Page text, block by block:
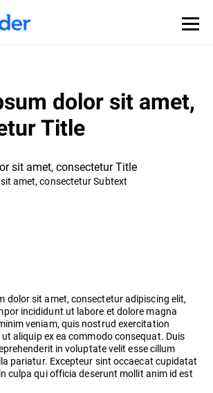
dolor sit amet,
Title
sit amet, consectetur Title
amet, consectetur Subtext
dolor sit amet, consectetur adipiscing elit,
incididunt ut labore et dolore magna
veniam, quis nostrud exercitation
aliquip ex ea commodo consequat. Duis
in voluptate velit esse cillum
pariatur. Excepteur sint occaecat cupidatat
culpa qui officia deserunt mollit anim id est